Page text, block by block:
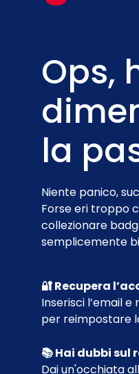
Ops,
la
Niente panico,
Forse eri troppo
collezionare
semplicemente
🔐 Recupera
Inserisci l’email
per reimpostare
📚 Hai dubbi sul
Dai un'occhiata